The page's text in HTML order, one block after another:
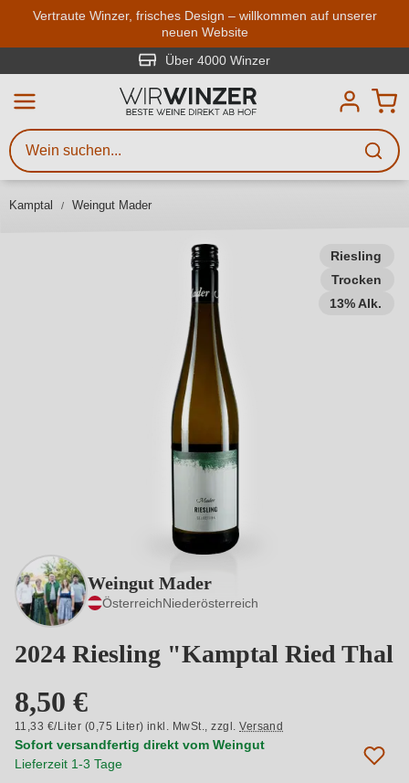
Zum Hauptinhalt springen
Vertraute Winzer, frisches Design – willkommen auf unserer
neuen Website
Über 4000 Winzer
Kamptal Weingut Mader
Riesling
Trocken
13% Alk.
Weingut Mader
ÖsterreichNiederösterreich
2024 Riesling "Kamptal Ried Thal
8,50 €
11,33 €/Liter (0,75 Liter) inkl. MwSt.,zzgl.Versand
Sofort versandfertig direkt vom Weingut
Lieferzeit 1-3 Tage
Weinsuche
Mindestens 3 Zeichen eingeben
Beschreiben Sie, welchen Wein
Sie suchen – ob nach Geschmack,